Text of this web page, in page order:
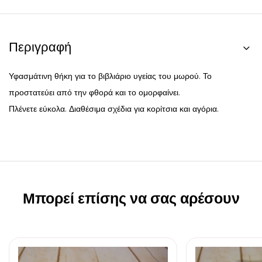
Περιγραφή
Υφασμάτινη θήκη για το βιβλιάριο υγείας του μωρού. Το
προστατεύει από την φθορά και το ομορφαίνει.
Πλένετε εύκολα. Διαθέσιμα σχέδια για κορίτσια και αγόρια.
Μπορεί επίσης να σας αρέσουν